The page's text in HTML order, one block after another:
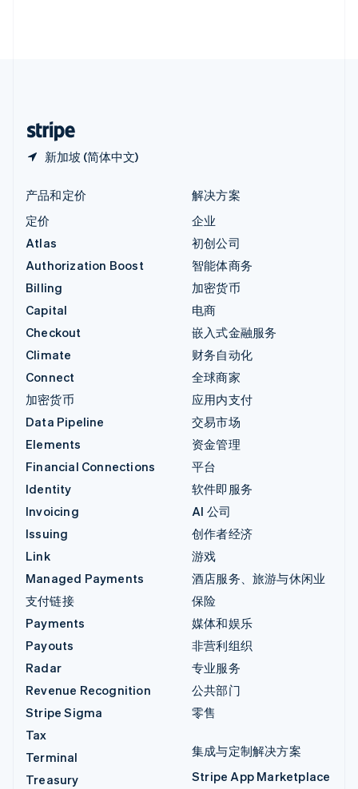
新加坡 (简体中文)
产品和定价
定价
Atlas
Authorization Boost
Billing
Capital
Checkout
Climate
Connect
加密货币
Data Pipeline
Elements
Financial Connections
Identity
Invoicing
Issuing
Link
Managed Payments
支付链接
Payments
Payouts
Radar
Revenue Recognition
Stripe Sigma
Tax
Terminal
Treasury
解决方案
企业
初创公司
智能体商务
加密货币
电商
嵌入式金融服务
财务自动化
全球商家
应用内支付
交易市场
资金管理
平台
软件即服务
AI 公司
创作者经济
游戏
酒店服务、旅游与休闲业
保险
媒体和娱乐
非营利组织
专业服务
公共部门
零售
集成与定制解决方案
Stripe App Marketplace